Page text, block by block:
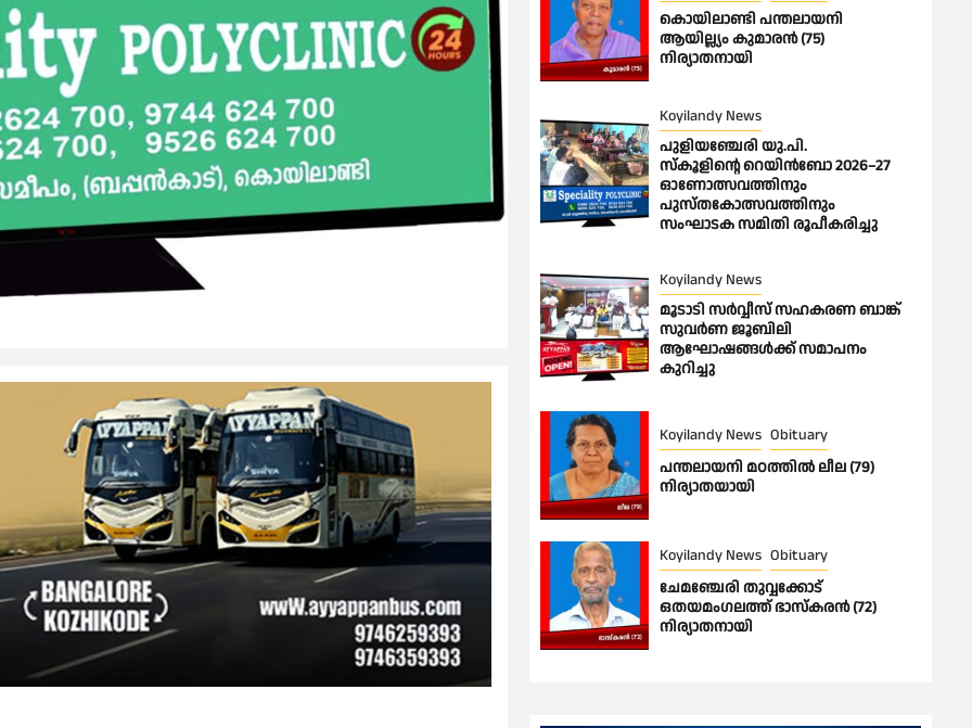
കൊയിലാണ്ടി പന്തലായനി
ആയില്ല്യം കുമാരൻ (75)
നിര്യാതനായി
Koyilandy News
പുളിയഞ്ചേരി യു.പി.
സ്‌കൂളിന്റെ റെയിൻബോ 2026–27
ഓണോത്സവത്തിനും
പുസ്തകോത്സവത്തിനും
സംഘാടക സമിതി രൂപീകരിച്ചു
Koyilandy News
മൂടാടി സർവ്വീസ് സഹകരണ ബാങ്ക്
സുവർണ ജൂബിലി
ആഘോഷങ്ങൾക്ക് സമാപനം
കുറിച്ചു
Koyilandy News Obituary
പന്തലായനി മഠത്തിൽ ലീല (79)
നിര്യാതയായി
Koyilandy News Obituary
ചേമഞ്ചേരി തുവ്വക്കോട്
ഒതയമംഗലത്ത് ഭാസ്കരൻ (72)
നിര്യാതനായി